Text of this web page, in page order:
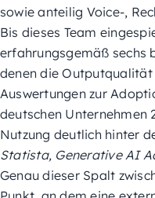
sowie anteilig Voice-,
Bis dieses Team
erfahrungsgemäß sechs
denen die
Auswertungen zur
deutschen Unternehmen
Nutzung deutlich hinter
Statista, Generative AI
Genau dieser Spalt